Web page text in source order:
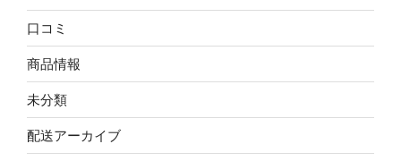
口コミ
商品情報
未分類
配送アーカイブ